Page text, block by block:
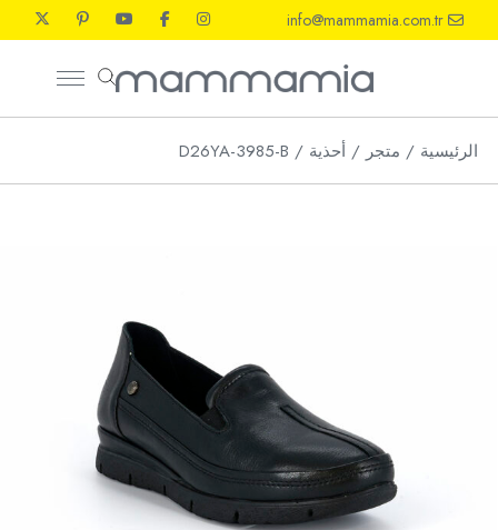
the
info@mammamia.com.tr
الرئيسية متجر أحذية D26YA-3985-B